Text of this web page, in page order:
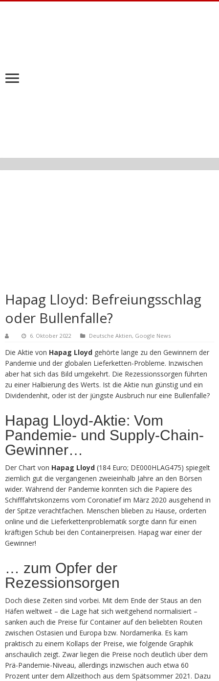
Hapag Lloyd: Befreiungsschlag
oder Bullenfalle?
6. Oktober 2022 Deutsche Aktien, Google News
Die Aktie von Hapag Lloyd gehörte lange zu den Gewinnern der
Pandemie und der globalen Lieferketten-Probleme. Inzwischen
aber hat sich das Bild umgekehrt. Die Rezessionssorgen führten
zu einer Halbierung des Werts. Ist die Aktie nun günstig und ein
Dividendenhit, oder ist der jüngste Ausbruch nur eine Bullenfalle?
Hapag Lloyd-Aktie: Vom
Pandemie- und Supply-Chain-
Gewinner…
Der Chart von Hapag Lloyd (184 Euro; DE000HLAG475) spiegelt
ziemlich gut die vergangenen zweieinhalb Jahre an den Börsen
wider. Während der Pandemie konnten sich die Papiere des
Schifffahrtskonzerns vom Coronatief im März 2020 ausgehend in
der Spitze verachtfachen. Menschen blieben zu Hause, orderten
online und die Lieferkettenproblematik sorgte dann für einen
kräftigen Schub bei den Containerpreisen. Hapag war einer der
Gewinner!
… zum Opfer der
Rezessionsorgen
Doch diese Zeiten sind vorbei. Mit dem Ende der Staus an den
Häfen weltweit – die Lage hat sich weitgehend normalisiert –
sanken auch die Preise für Container auf den beliebten Routen
zwischen Ostasien und Europa bzw. Nordamerika. Es kam
praktisch zu einem Kollaps der Preise, wie folgende Graphik
anschaulich zeigt. Zwar liegen die Preise noch deutlich über dem
Prä-Pandemie-Niveau, allerdings inzwischen auch etwa 60
Prozent unter dem Allzeithoch aus dem Spätsommer 2021. Dazu